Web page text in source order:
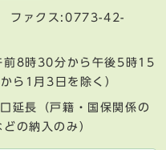
ファクス:0773-42-
前8時30分から午後5時15
ら1月3日を除く）
延長（戸籍・国保関係の
の納入のみ）